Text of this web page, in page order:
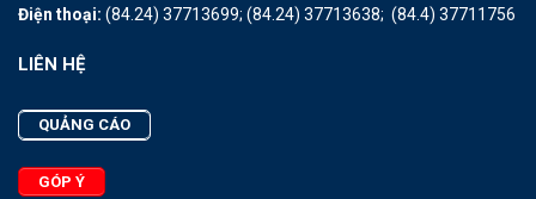
Điện thoại: (84.24) 37713699; (84.24) 37713638; (84.4) 37711756
LIÊN HỆ
QUẢNG CÁO
GÓP Ý